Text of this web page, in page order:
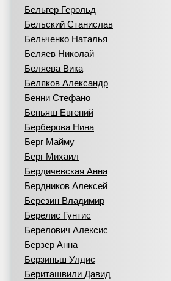
Бельгер Герольд
Бельский Станислав
Бельченко Наталья
Беляев Николай
Беляева Вика
Беляков Александр
Бенни Стефано
Беньяш Евгений
Берберова Нина
Берг Майму
Берг Михаил
Бердичевская Анна
Бердников Алексей
Березин Владимир
Берелис Гунтис
Берелович Алексис
Берзер Анна
Берзиньш Улдис
Бериташвили Давид